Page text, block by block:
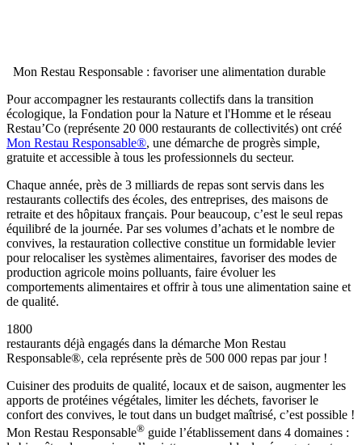
Mon Restau Responsable : favoriser une alimentation durable
Pour accompagner les restaurants collectifs dans la transition
écologique, la Fondation pour la Nature et l'Homme et le réseau
Restau’Co (représente 20 000 restaurants de collectivités) ont créé
Mon Restau Responsable®, une démarche de progrès simple,
gratuite et accessible à tous les professionnels du secteur.
Chaque année, près de 3 milliards de repas sont servis dans les
restaurants collectifs des écoles, des entreprises, des maisons de
retraite et des hôpitaux français. Pour beaucoup, c’est le seul repas
équilibré de la journée. Par ses volumes d’achats et le nombre de
convives, la restauration collective constitue un formidable levier
pour relocaliser les systèmes alimentaires, favoriser des modes de
production agricole moins polluants, faire évoluer les
comportements alimentaires et offrir à tous une alimentation saine et
de qualité.
1800
restaurants déjà engagés dans la démarche Mon Restau
Responsable®, cela représente près de 500 000 repas par jour !
Cuisiner des produits de qualité, locaux et de saison, augmenter les
apports de protéines végétales, limiter les déchets, favoriser le
confort des convives, le tout dans un budget maîtrisé, c’est possible !
Mon Restau Responsable® guide l’établissement dans 4 domaines :